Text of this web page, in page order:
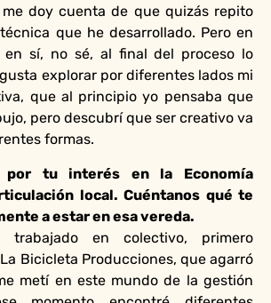
doy cuenta de que quizás repito
que he desarrollado. Pero en
sí, no sé, al final del proceso lo
explorar por diferentes lados mi
que al principio yo pensaba que
pero descubrí que ser creativo va
formas.
por tu interés en la Economía
local. Cuéntanos qué te
a estar en esa vereda.
en colectivo, primero
Bicicleta Producciones, que agarró
metí en este mundo de la gestión